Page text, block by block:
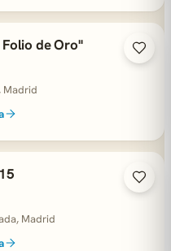
de Oro"
Madrid
Madrid